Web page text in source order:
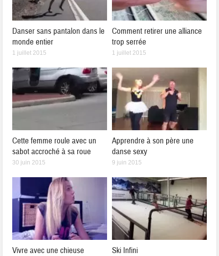
Danser sans pantalon dans le
monde entier
1 juillet 2015
Comment retirer une alliance
trop serrée
1 juillet 2015
Cette femme roule avec un
sabot accroché à sa roue
30 juin 2015
Apprendre à son père une
danse sexy
9 juin 2015
Vivre avec une chieuse Ski Infini